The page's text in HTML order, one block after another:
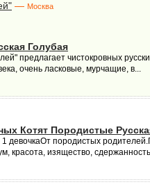
— Москва
Голубая
предлагает чистокровных
очень ласковые, мурчащие, в...
Котят Породистые
1 девочкаОт породистых
красота, изящество,